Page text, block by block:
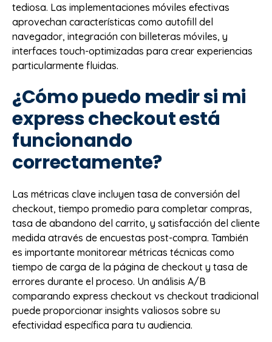
tediosa. Las implementaciones móviles efectivas
aprovechan características como autofill del
navegador, integración con billeteras móviles, y
interfaces touch-optimizadas para crear experiencias
particularmente fluidas.
¿Cómo puedo medir si mi
express checkout está
funcionando
correctamente?
Las métricas clave incluyen tasa de conversión del
checkout, tiempo promedio para completar compras,
tasa de abandono del carrito, y satisfacción del cliente
medida através de encuestas post-compra. También
es importante monitorear métricas técnicas como
tiempo de carga de la página de checkout y tasa de
errores durante el proceso. Un análisis A/B
comparando express checkout vs checkout tradicional
puede proporcionar insights valiosos sobre su
efectividad específica para tu audiencia.